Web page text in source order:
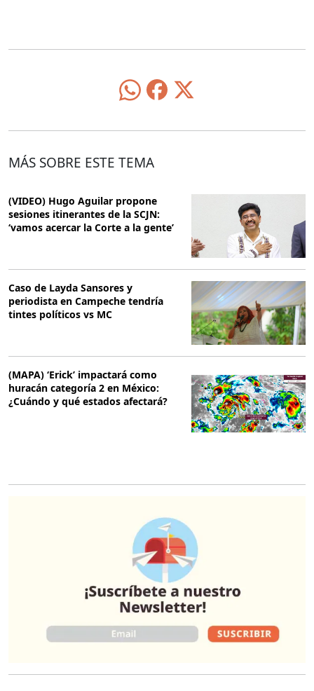
MÁS SOBRE ESTE TEMA
(VIDEO) Hugo Aguilar propone
sesiones itinerantes de la SCJN:
‘vamos acercar la Corte a la gente’
Caso de Layda Sansores y
periodista en Campeche tendría
tintes políticos vs MC
(MAPA) ‘Erick’ impactará como
huracán categoría 2 en México:
¿Cuándo y qué estados afectará?